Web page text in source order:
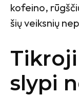
kofeino,
šių veiksnių
slypi